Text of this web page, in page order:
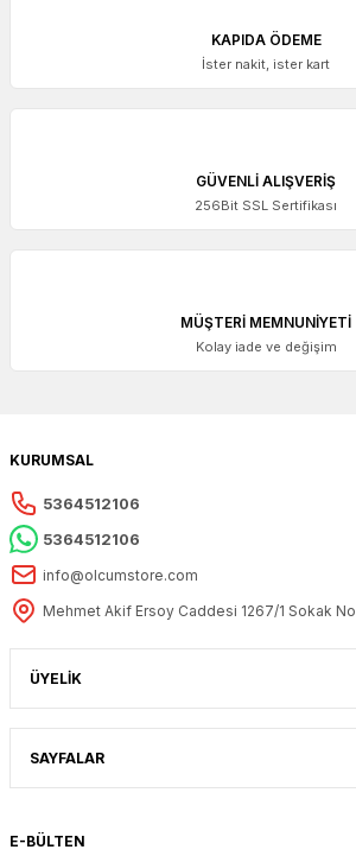
KAPIDA ÖDEME
İster nakit, ister kart
GÜVENLİ ALIŞVERİŞ
256Bit SSL Sertifikası
MÜŞTERİ MEMNUNİYETİ
Kolay iade ve değişim
KURUMSAL
5364512106
5364512106
info@olcumstore.com
Mehmet Akif Ersoy Caddesi 1267/1 Sokak
ÜYELİK
SAYFALAR
E-BÜLTEN